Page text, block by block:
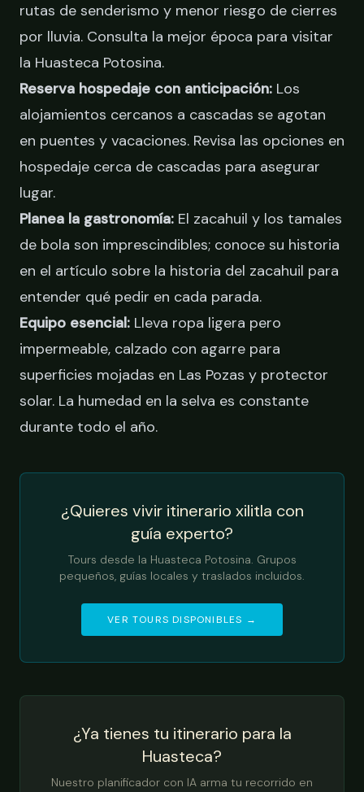
rutas de senderismo y menor riesgo de cierres
por lluvia. Consulta la mejor época para visitar
la Huasteca Potosina.
Reserva hospedaje con anticipación: Los
alojamientos cercanos a cascadas se agotan
en puentes y vacaciones. Revisa las opciones en
hospedaje cerca de cascadas para asegurar
lugar.
Planea la gastronomía: El zacahuil y los tamales
de bola son imprescindibles; conoce su historia
en el artículo sobre la historia del zacahuil para
entender qué pedir en cada parada.
Equipo esencial: Lleva ropa ligera pero
impermeable, calzado con agarre para
superficies mojadas en Las Pozas y protector
solar. La humedad en la selva es constante
durante todo el año.
¿Quieres vivir itinerario xilitla con
guía experto?
Tours desde la Huasteca Potosina. Grupos
pequeños, guías locales y traslados incluidos.
VER TOURS DISPONIBLES →
¿Ya tienes tu itinerario para la
Huasteca?
Nuestro planificador con IA arma tu recorrido en